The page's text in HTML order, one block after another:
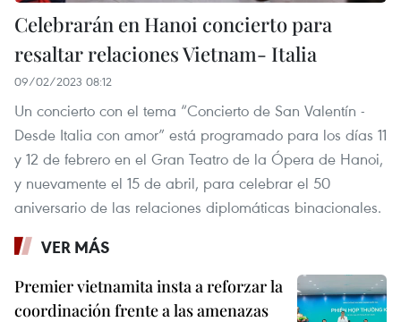
Celebrarán en Hanoi concierto para
resaltar relaciones Vietnam- Italia
09/02/2023 08:12
Un concierto con el tema “Concierto de San Valentín -
Desde Italia con amor” está programado para los días 11
y 12 de febrero en el Gran Teatro de la Ópera de Hanoi,
y nuevamente el 15 de abril, para celebrar el 50
aniversario de las relaciones diplomáticas binacionales.
VER MÁS
Premier vietnamita insta a reforzar la
coordinación frente a las amenazas